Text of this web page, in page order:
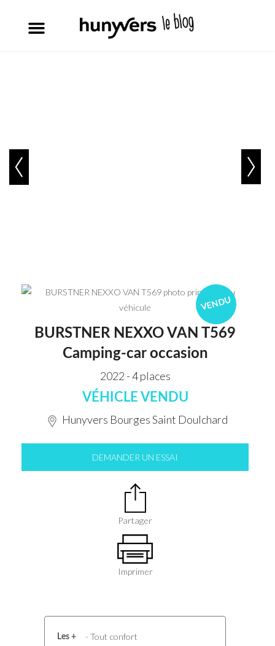
VENDU
BURSTNER NEXXO VAN T569
Camping-car occasion
2022 - 4 places
VÉHICLE VENDU
Hunyvers Bourges Saint Doulchard
DEMANDER UN ESSAI
Partager
Imprimer
Les +
- Tout confort